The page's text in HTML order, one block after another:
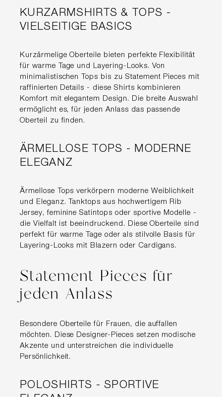
KURZARMSHIRTS & TOPS -
VIELSEITIGE BASICS
Kurzärmelige Oberteile bieten perfekte Flexibilität
für warme Tage und Layering-Looks. Von
minimalistischen Tops bis zu Statement Pieces mit
raffinierten Details - diese Shirts kombinieren
Komfort mit elegantem Design. Die breite Auswahl
ermöglicht es, für jeden Anlass das passende
Oberteil zu finden.
ÄRMELLOSE TOPS - MODERNE
ELEGANZ
Ärmellose Tops verkörpern moderne Weiblichkeit
und Eleganz. Tanktops aus hochwertigem Rib
Jersey, feminine Satintops oder sportive Modelle -
die Vielfalt ist beeindruckend. Diese Oberteile sind
perfekt für warme Tage oder als stilvolle Basis für
Layering-Looks mit Blazern oder Cardigans.
Statement Pieces für
jeden Anlass
Besondere Oberteile für Frauen, die auffallen
möchten. Diese Designer-Pieces setzen modische
Akzente und unterstreichen die individuelle
Persönlichkeit.
POLOSHIRTS - SPORTIVE